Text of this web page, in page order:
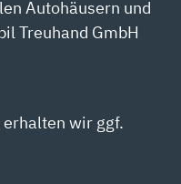
Autohäusern und
Treuhand GmbH
wir ggf.